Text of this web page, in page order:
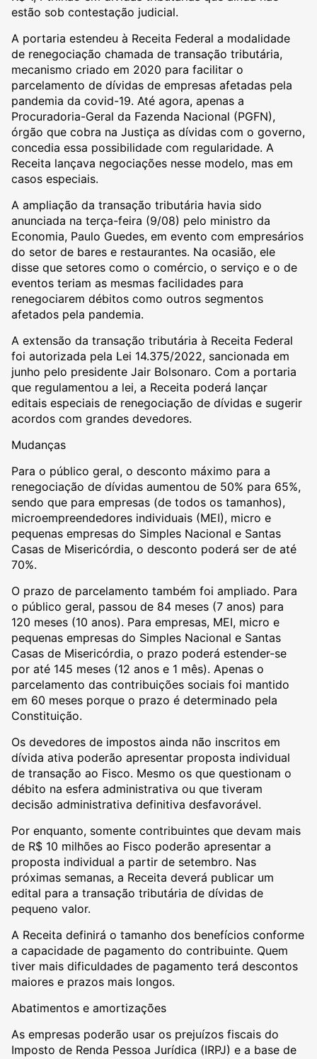
estão sob contestação judicial.
A portaria estendeu à Receita Federal a modalidade
de renegociação chamada de transação tributária,
mecanismo criado em 2020 para facilitar o
parcelamento de dívidas de empresas afetadas pela
pandemia da covid-19. Até agora, apenas a
Procuradoria-Geral da Fazenda Nacional (PGFN),
órgão que cobra na Justiça as dívidas com o governo,
concedia essa possibilidade com regularidade. A
Receita lançava negociações nesse modelo, mas em
casos especiais.
A ampliação da transação tributária havia sido
anunciada na terça-feira (9/08) pelo ministro da
Economia, Paulo Guedes, em evento com empresários
do setor de bares e restaurantes. Na ocasião, ele
disse que setores como o comércio, o serviço e o de
eventos teriam as mesmas facilidades para
renegociarem débitos como outros segmentos
afetados pela pandemia.
A extensão da transação tributária à Receita Federal
foi autorizada pela Lei 14.375/2022, sancionada em
junho pelo presidente Jair Bolsonaro. Com a portaria
que regulamentou a lei, a Receita poderá lançar
editais especiais de renegociação de dívidas e sugerir
acordos com grandes devedores.
Mudanças
Para o público geral, o desconto máximo para a
renegociação de dívidas aumentou de 50% para 65%,
sendo que para empresas (de todos os tamanhos),
microempreendedores individuais (MEI), micro e
pequenas empresas do Simples Nacional e Santas
Casas de Misericórdia, o desconto poderá ser de até
70%.
O prazo de parcelamento também foi ampliado. Para
o público geral, passou de 84 meses (7 anos) para
120 meses (10 anos). Para empresas, MEI, micro e
pequenas empresas do Simples Nacional e Santas
Casas de Misericórdia, o prazo poderá estender-se
por até 145 meses (12 anos e 1 mês). Apenas o
parcelamento das contribuições sociais foi mantido
em 60 meses porque o prazo é determinado pela
Constituição.
Os devedores de impostos ainda não inscritos em
dívida ativa poderão apresentar proposta individual
de transação ao Fisco. Mesmo os que questionam o
débito na esfera administrativa ou que tiveram
decisão administrativa definitiva desfavorável.
Por enquanto, somente contribuintes que devam mais
de R$ 10 milhões ao Fisco poderão apresentar a
proposta individual a partir de setembro. Nas
próximas semanas, a Receita deverá publicar um
edital para a transação tributária de dívidas de
pequeno valor.
A Receita definirá o tamanho dos benefícios conforme
a capacidade de pagamento do contribuinte. Quem
tiver mais dificuldades de pagamento terá descontos
maiores e prazos mais longos.
Abatimentos e amortizações
As empresas poderão usar os prejuízos fiscais do
Imposto de Renda Pessoa Jurídica (IRPJ) e a base de